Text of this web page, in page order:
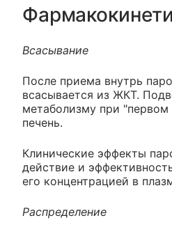
Всасывание
После приема внутрь
всасывается из ЖКТ.
метаболизму при
печень.
Клинические эффекты
действие и
его концентрацией в
Распределение